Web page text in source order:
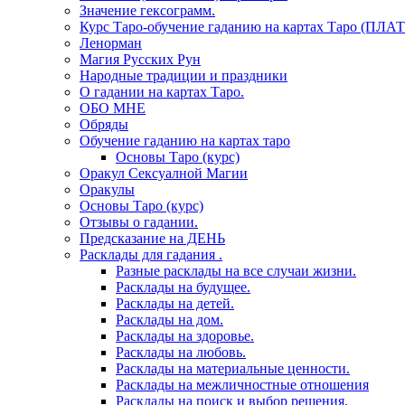
Значение гексограмм.
Курс Таро-обучение гаданию на картах Таро
Ленорман
Магия Русских Рун
Народные традиции и праздники
О гадании на картах Таро.
ОБО МНЕ
Обряды
Обучение гаданию на картах таро
Основы Таро (курс)
Оракул Сексуалной Магии
Оракулы
Основы Таро (курс)
Отзывы о гадании.
Предсказание на ДЕНЬ
Расклады для гадания .
Разные расклады на все случаи жизни.
Расклады на будущее.
Расклады на детей.
Расклады на дом.
Расклады на здоровье.
Расклады на любовь.
Расклады на материальные ценности.
Расклады на межличностные отношения
Расклады на поиск и выбор решения.